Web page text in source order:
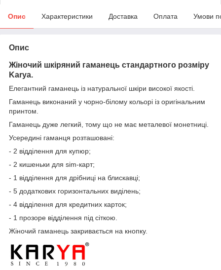
Опис Характеристики Доставка Оплата Умови
Опис
Жіночий шкіряний гаманець стандартного розміру
Karya.
Елегантний гаманець із натуральної шкіри високої якості.
Гаманець виконаний у чорно-білому кольорі із оригінальним
принтом.
Гаманець дуже легкий, тому що не має металевої монетниці.
Усередині гаманця розташовані:
- 2 відділення для купюр;
- 2 кишеньки для sim-карт;
- 1 відділення для дрібниці на блискавці;
- 5 додаткових горизонтальних виділень;
- 4 відділення для кредитних карток;
- 1 прозоре відділення під сіткою.
Жіночий гаманець закривається на кнопку.